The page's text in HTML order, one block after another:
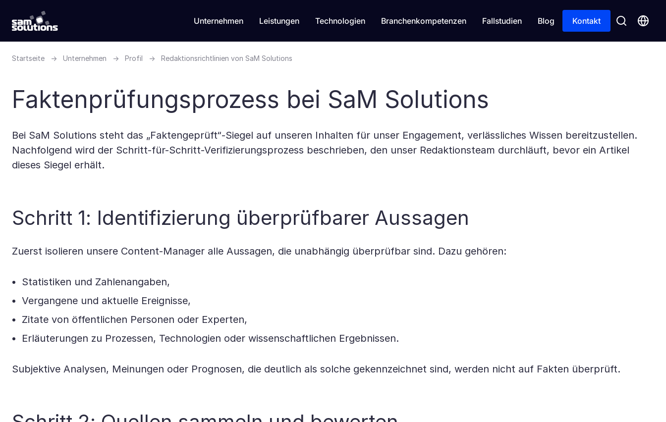
Unternehmen Leistungen Technologien Branchenkompetenzen Fallstudien Blog Kontakt
Startseite → Unternehmen → Profil → Redaktionsrichtlinien von SaM Solutions
Faktenprüfungsprozess bei SaM Solutions
Bei SaM Solutions steht das „Faktengeprüft“-Siegel auf unseren Inhalten für unser Engagement, verlässliches Wissen bereitzustellen.
Nachfolgend wird der Schritt-für-Schritt-Verifizierungsprozess beschrieben, den unser Redaktionsteam durchläuft, bevor ein Artikel
dieses Siegel erhält.
Schritt 1: Identifizierung überprüfbarer Aussagen
Zuerst isolieren unsere Content-Manager alle Aussagen, die unabhängig überprüfbar sind. Dazu gehören:
Statistiken und Zahlenangaben,
Vergangene und aktuelle Ereignisse,
Zitate von öffentlichen Personen oder Experten,
Erläuterungen zu Prozessen, Technologien oder wissenschaftlichen Ergebnissen.
Subjektive Analysen, Meinungen oder Prognosen, die deutlich als solche gekennzeichnet sind, werden nicht auf Fakten überprüft.